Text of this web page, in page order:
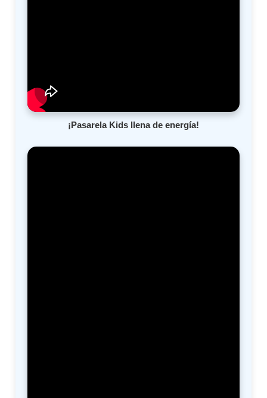
¡Pasarela Kids llena de energía!